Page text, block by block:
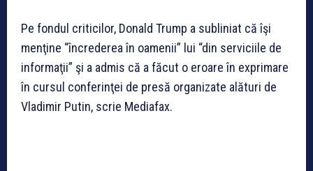
Pe fondul criticilor, Donald Trump a subliniat că îşi
menţine “încrederea în oamenii” lui “din serviciile de
informaţii” şi a admis că a făcut o eroare în exprimare
în cursul conferinţei de presă organizate alături de
Vladimir Putin, scrie Mediafax.